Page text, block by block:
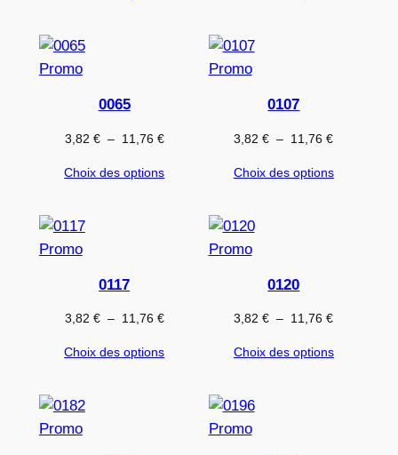
PromoProduit
promotion
0065
3,82 € – 11,76 €Plage
prix :
Choix des options
PromoProduit
promotion
0107
3,82€ – 11,76€Plage
prix :
Choix des options
PromoProduit
promotion
0117
3,82 € – 11,76 €Plage
prix :
Choix des options
PromoProduit
promotion
0120
3,82€ – 11,76€Plage
prix :
Choix des options
PromoProduit
PromoProduit